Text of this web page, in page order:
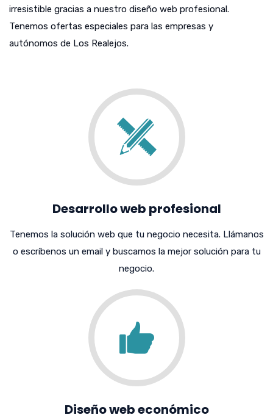
irresistible gracias a nuestro diseño web profesional.
Tenemos ofertas especiales para las empresas y
autónomos de Los Realejos.
Desarrollo web profesional
Tenemos la solución web que tu negocio necesita. Llámanos
o escríbenos un email y buscamos la mejor solución para tu
negocio.
Diseño web económico